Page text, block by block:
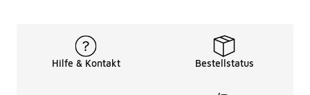
Hilfe & Kontakt Bestellstatus